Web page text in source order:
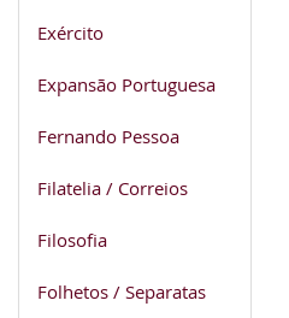
Exército
Expansão Portuguesa
Fernando Pessoa
Filatelia / Correios
Filosofia
Folhetos / Separatas